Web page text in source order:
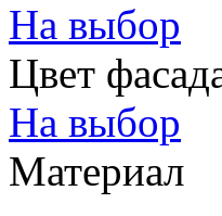
На выбор
Цвет
На выбор
Материал